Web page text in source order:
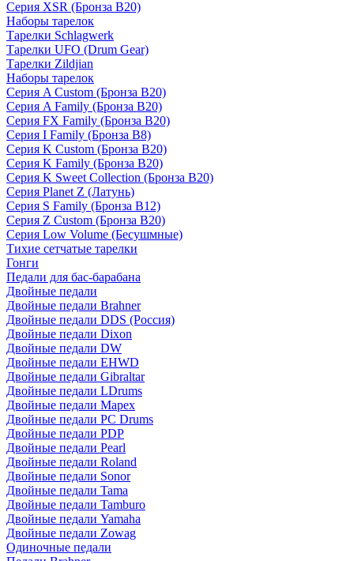
Серия XSR (Бронза B20)
Наборы тарелок
Тарелки Schlagwerk
Тарелки UFO (Drum Gear)
Тарелки Zildjian
Наборы тарелок
Серия A Custom (Бронза B20)
Серия A Family (Бронза B20)
Серия FX Family (Бронза B20)
Серия I Family (Бронза B8)
Серия K Custom (Бронза B20)
Серия K Family (Бронза B20)
Серия K Sweet Collection (Бронза B20)
Серия Planet Z (Латунь)
Серия S Family (Бронза B12)
Серия Z Custom (Бронза B20)
Серия Low Volume (Бесушмные)
Тихие сетчатые тарелки
Гонги
Педали для бас-барабана
Двойные педали
Двойные педали Brahner
Двойные педали DDS (Россия)
Двойные педали Dixon
Двойные педали DW
Двойные педали EHWD
Двойные педали Gibraltar
Двойные педали LDrums
Двойные педали Mapex
Двойные педали PC Drums
Двойные педали PDP
Двойные педали Pearl
Двойные педали Roland
Двойные педали Sonor
Двойные педали Tama
Двойные педали Tamburo
Двойные педали Yamaha
Двойные педали Zowag
Одиночные педали